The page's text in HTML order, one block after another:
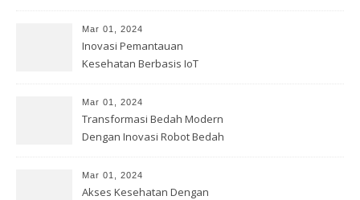
Mar 01, 2024
Inovasi Pemantauan
Kesehatan Berbasis IoT
Mar 01, 2024
Transformasi Bedah Modern
Dengan Inovasi Robot Bedah
Mar 01, 2024
Akses Kesehatan Dengan